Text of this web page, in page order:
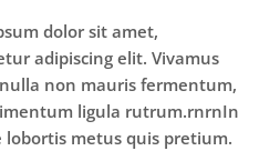
dolor sit amet,
adipiscing elit. Vivamus
non mauris fermentum,
ligula rutrum.rnrnIn
metus quis pretium.